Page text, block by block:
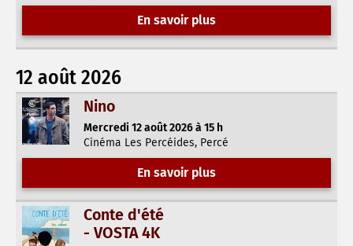
En savoir plus
12 août 2026
Nino
Mercredi 12 août 2026 à 15 h
Cinéma Les Percéides, Percé
En savoir plus
Conte d'été
- VOSTA 4K